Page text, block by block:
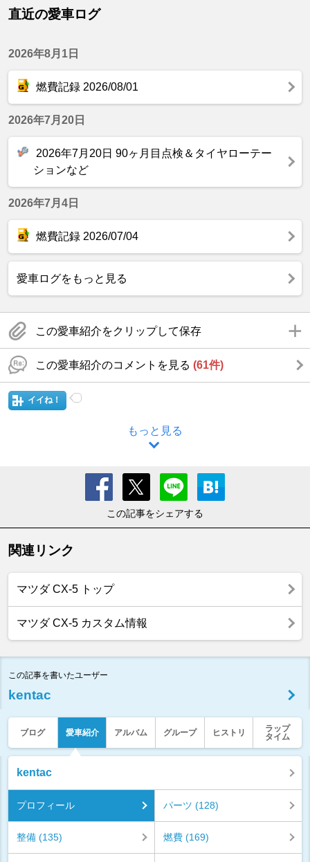
直近の愛車ログ
2026年8月1日
燃費記録 2026/08/01
2026年7月20日
2026年7月20日 90ヶ月目点検＆タイヤローテー
ションなど
2026年7月4日
燃費記録 2026/07/04
愛車ログをもっと見る
この愛車紹介をクリップして保存
この愛車紹介のコメントを見る (61件)
イイね！
もっと見る
この記事をシェアする
関連リンク
マツダ CX-5 トップ
マツダ CX-5 カスタム情報
この記事を書いたユーザー
kentac
ブログ 愛車紹介 アルバム グループ ヒストリ
ラップ
タイム
kentac
プロフィール パーツ (128)
整備 (135) 燃費 (169)